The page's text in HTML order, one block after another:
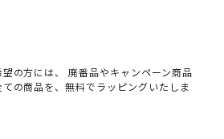
の方には、 廃番品やキャンペーン商品
ての商品を、無料でラッピングいたしま